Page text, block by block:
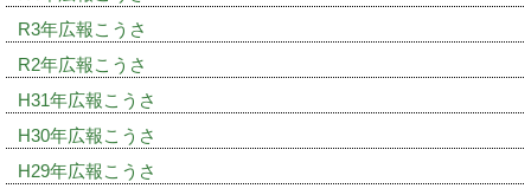
R3年広報こうさ
R2年広報こうさ
H31年広報こうさ
H30年広報こうさ
H29年広報こうさ